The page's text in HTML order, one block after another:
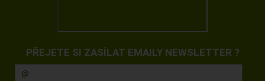
PŘEJETE SI ZASÍLAT EMAILY NEWSLETTER ?